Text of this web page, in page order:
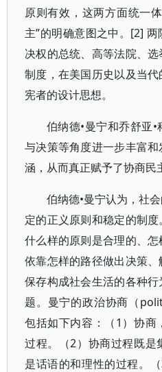
原则有效，这两方面统一
主”的明确意图之中。[2]
决权的总统、高等法院、
制度，在美国历史以及当
宪者的设计思想。
伯纳德•曼宁和乔舒亚
与决策等角度进一步丰富
涵，从而真正赋予了协商民
伯纳德•曼宁认为，社
定的正义原则和稳定的制
什么样的原则是合理的、
依靠怎样的路径做出决策
保存构成社会生活的各种
题。曼宁的政治协商（
包括如下内容：（1）协商
过程。（2）协商过程既是
是话语的和理性的过程。